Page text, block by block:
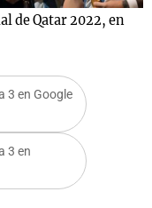
de Qatar 2022, en
3 en Google
3 en
Notas
Cadena 3